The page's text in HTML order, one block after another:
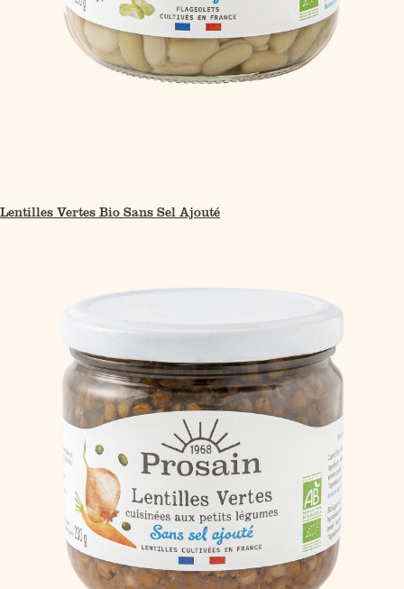
Lentilles Vertes Bio Sans Sel Ajouté